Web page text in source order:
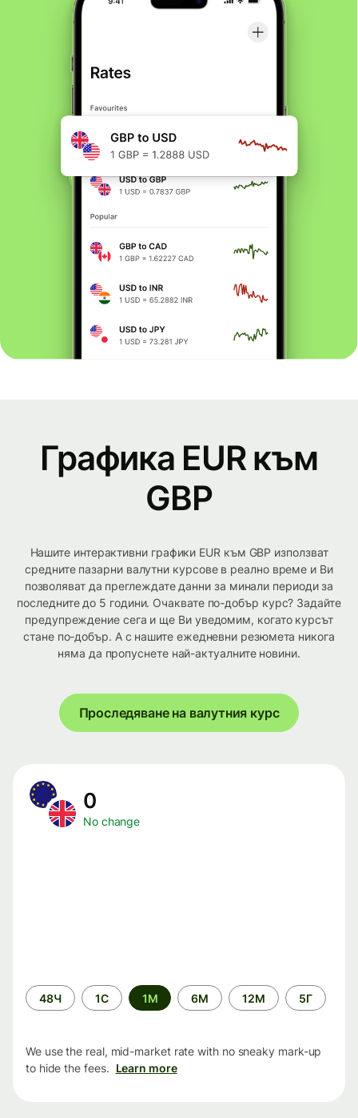
Графика EUR към
GBP
Нашите интерактивни графики EUR към GBP използват
средните пазарни валутни курсове в реално време и Ви
позволяват да преглеждате данни за минали периоди за
последните до 5 години. Очаквате по-добър курс? Задайте
предупреждение сега и ще Ви уведомим, когато курсът
стане по-добър. А с нашите ежедневни резюмета никога
няма да пропуснете най-актуалните новини.
Проследяване на валутния курс
0
No change
Time
period
48Ч 1С 1М 6М 12М 5Г
We use the real, mid-market rate with no sneaky mark-up
to hide the fees. Learn more